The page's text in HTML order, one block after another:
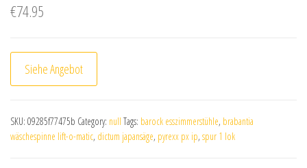
€74.95
Siehe Angebot
SKU: 09285f77475b Category: null Tags: barock esszimmerstühle, brabantia
wäschespinne lift-o-matic, dictum japansäge, pyrexx px ip, spur 1 lok